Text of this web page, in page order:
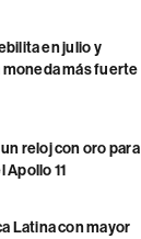
en julio y
más fuerte
reloj con oro para
11
Latina con mayor